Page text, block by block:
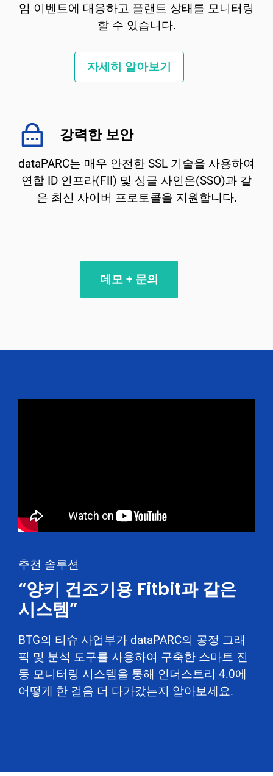
임 이벤트에 대응하고 플랜트 상태를 모니터링
할 수 있습니다.
자세히 알아보기
강력한 보안
dataPARC는 매우 안전한 SSL 기술을 사용하여
연합 ID 인프라(FII) 및 싱글 사인온(SSO)과 같
은 최신 사이버 프로토콜을 지원합니다.
데모 + 문의
추천 솔루션
“양키 건조기용 Fitbit과 같은
시스템”
BTG의 티슈 사업부가 dataPARC의 공정 그래
픽 및 분석 도구를 사용하여 구축한 스마트 진
동 모니터링 시스템을 통해 인더스트리 4.0에
어떻게 한 걸음 더 다가갔는지 알아보세요.